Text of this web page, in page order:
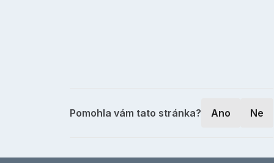
Pomohla vám tato stránka? Ano Ne